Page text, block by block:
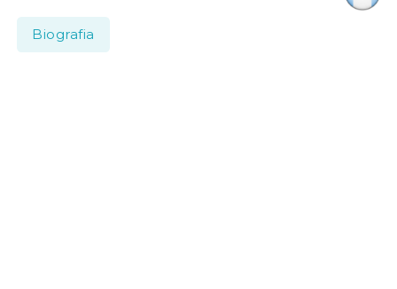
Biografia